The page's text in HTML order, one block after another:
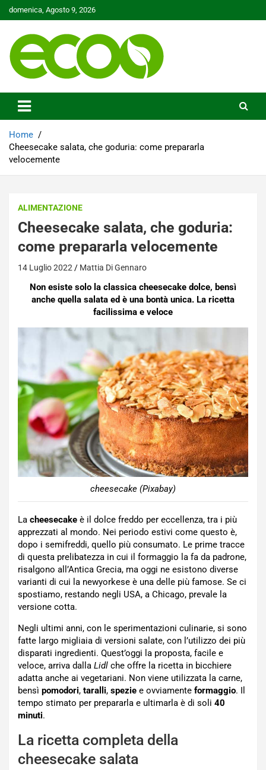
Skip
to
domenica, Agosto 9, 2026
Ecoo.it
Home
Cheesecake salata, che goduria: come prepararla
velocemente
ALIMENTAZIONE
Cheesecake salata, che goduria:
come prepararla velocemente
14 Luglio 2022 Mattia Di Gennaro
Non esiste solo la classica cheesecake dolce, bensì
anche quella salata ed è una bontà unica. La ricetta
facilissima e veloce
cheesecake (Pixabay)
La cheesecake è il dolce freddo per eccellenza, tra i più
apprezzati al mondo. Nei periodo estivi come questo è,
dopo i semifreddi, quello più consumato. Le prime tracce
di questa prelibatezza in cui il formaggio la fa da padrone,
risalgono all’Antica Grecia, ma oggi ne esistono diverse
varianti di cui la newyorkese è una delle più famose. Se ci
spostiamo, restando negli USA, a Chicago, prevale la
versione cotta.
Negli ultimi anni, con le sperimentazioni culinarie, si sono
fatte largo migliaia di versioni salate, con l’utilizzo dei più
disparati ingredienti. Quest’oggi la proposta, facile e
veloce, arriva dalla Lidl che offre la ricetta in bicchiere
adatta anche ai vegetariani. Non viene utilizzata la carne,
bensì pomodori, taralli, spezie e ovviamente formaggio. Il
tempo stimato per prepararla e ultimarla è di soli 40
minuti.
La ricetta completa della
cheesecake salata